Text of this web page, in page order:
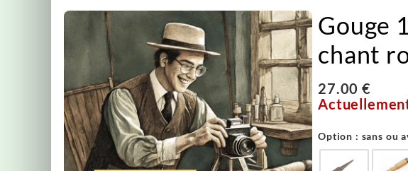
Gouge
chant
27.00 €
Option : sans ou